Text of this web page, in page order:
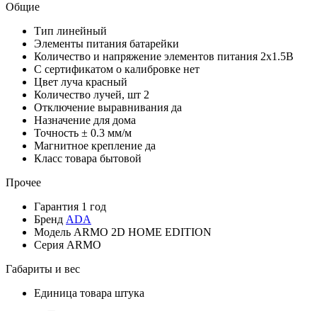
Общие
Тип линейный
Элементы питания батарейки
Количество и напряжение элементов питания 2х1.5В
С сертификатом о калибровке нет
Цвет луча красный
Количество лучей, шт 2
Отключение выравнивания да
Назначение для дома
Точность ± 0.3 мм/м
Магнитное крепление да
Класс товара бытовой
Прочее
Гарантия 1 год
Бренд ADA
Модель ARMO 2D HOME EDITION
Серия ARMO
Габариты и вес
Единица товара штука